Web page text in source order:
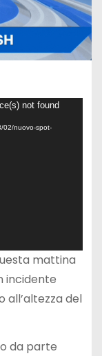
not found
02/nuovo-spot-
mattina
incidente
all’altezza del
da parte